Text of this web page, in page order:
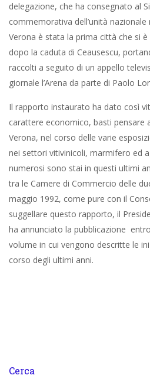
delegazione, che ha consegnato al
commemorativa dell’unità
Verona è stata la prima città che si
dopo la caduta di Ceausescu,
raccolti a seguito di un appello
giornale l’Arena da parte di Paolo
Il rapporto instaurato ha dato così
carattere economico, basti pensare
Verona, nel corso delle varie
nei settori vitivinicoli, marmifero ed
numerosi sono stai in questi ultimi
tra le Camere di Commercio delle
maggio 1992, come pure con il
suggellare questo rapporto, il
ha annunciato la pubblicazione
volume in cui vengono descritte le
corso degli ultimi anni.
Cerca